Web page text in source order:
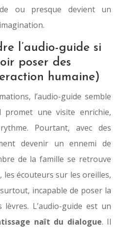
ou presque devient un
l’audio-guide si
poser des
humaine)
l’audio-guide semble
une visite enrichie,
Pourtant, avec des
devenir un ennemi de
de la famille se retrouve
les écouteurs sur les oreilles,
incapable de poser la
L’audio-guide est un
naît du dialogue. Il